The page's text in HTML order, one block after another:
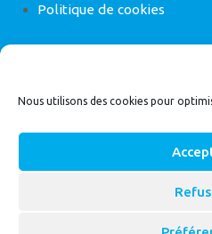
Nous utilisons des cookies pour
Politique de cookies